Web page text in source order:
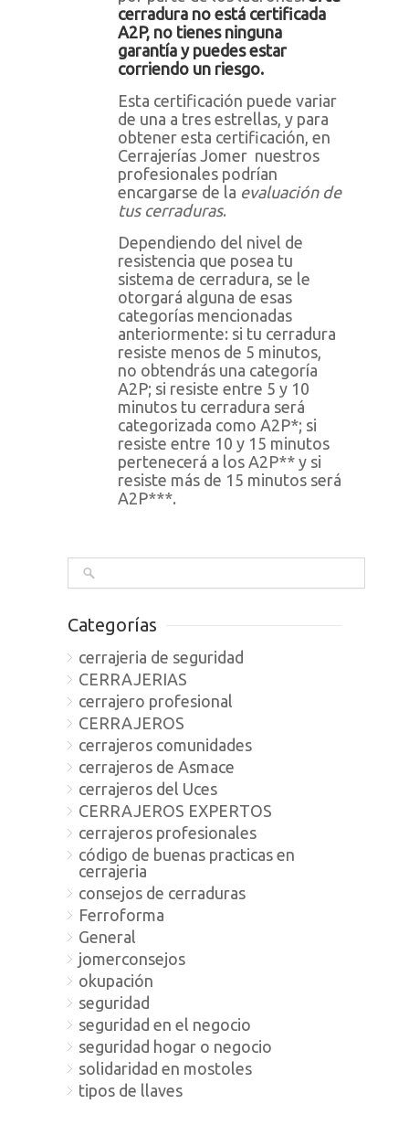
cerradura no está certificada
A2P, no tienes ninguna
garantía y puedes estar
corriendo un riesgo.
Esta certificación puede variar
de una a tres estrellas, y para
obtener esta certificación, en
Cerrajerías Jomer nuestros
profesionales podrían
encargarse de la evaluación de
tus cerraduras.
Dependiendo del nivel de
resistencia que posea tu
sistema de cerradura, se le
otorgará alguna de esas
categorías mencionadas
anteriormente: si tu cerradura
resiste menos de 5 minutos,
no obtendrás una categoría
A2P; si resiste entre 5 y 10
minutos tu cerradura será
categorizada como A2P*; si
resiste entre 10 y 15 minutos
pertenecerá a los A2P** y si
resiste más de 15 minutos será
A2P***.
Categorías
cerrajeria de seguridad
CERRAJERIAS
cerrajero profesional
CERRAJEROS
cerrajeros comunidades
cerrajeros de Asmace
cerrajeros del Uces
CERRAJEROS EXPERTOS
cerrajeros profesionales
código de buenas practicas en
cerrajeria
consejos de cerraduras
Ferroforma
General
jomerconsejos
okupación
seguridad
seguridad en el negocio
seguridad hogar o negocio
solidaridad en mostoles
tipos de llaves